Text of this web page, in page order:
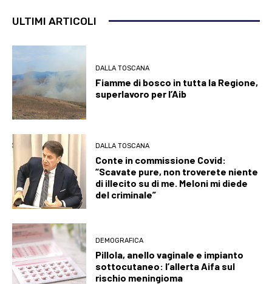
ULTIMI ARTICOLI
DALLA TOSCANA
Fiamme di bosco in tutta la Regione,
superlavoro per l’Aib
DALLA TOSCANA
Conte in commissione Covid:
“Scavate pure, non troverete niente
di illecito su di me. Meloni mi diede
del criminale”
DEMOGRAFICA
Pillola, anello vaginale e impianto
sottocutaneo: l’allerta Aifa sul
rischio meningioma